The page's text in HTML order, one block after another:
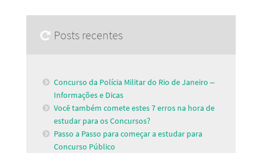
Posts recentes
Concurso da Polícia Militar do Rio de Janeiro –
Informações e Dicas
Você também comete estes 7 erros na hora de
estudar para os Concursos?
Passo a Passo para começar a estudar para
Concurso Público